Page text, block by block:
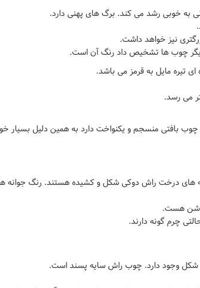
به خوبی رشد می کند. برگ های پهنی دارد.
نیز خواهد داشت.
چوب ها تشخیص داد رنگ آن است.
تیره مایل به قرمز می باشد.
بافتی منسجم و یکنواخت دارد به همین دلیل بسیار
درخت راش دوکی شکل و کشیده هستند. رنگ جوانه
هست.
چرم گونه دارند.
وجود دارد. چوب راش سایه پسند است.